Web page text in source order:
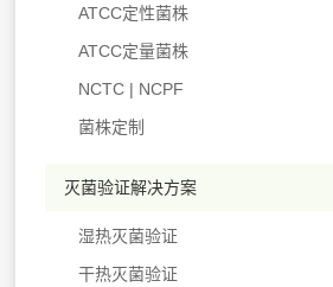
ATCC定性菌株
ATCC定量菌株
NCTC | NCPF
菌株定制
灭菌验证解决方案
湿热灭菌验证
干热灭菌验证